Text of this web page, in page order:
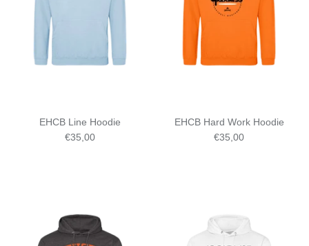
SUBLIMATED SHORTS
EHCB Line Hoodie
€35,00
EHCB Hard Work Hoodie
€35,00